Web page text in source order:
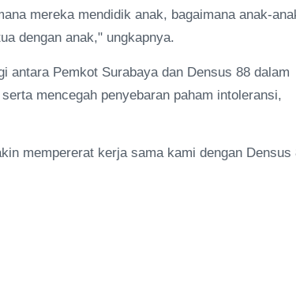
mereka mendidik anak, bagaimana anak-
dengan anak," ungkapnya.
antara Pemkot Surabaya dan Densus 88 dalam
mencegah penyebaran paham intoleransi,
mempererat kerja sama kami dengan Densus